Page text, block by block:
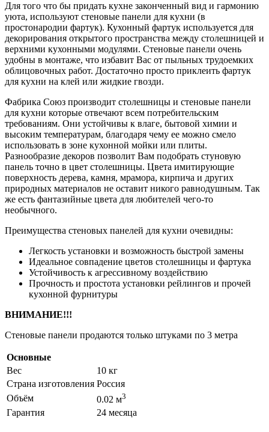
Для того что бы придать кухне законченный вид и гармонию
уюта, используют стеновые панели для кухни (в
простонародии фартук). Кухонный фартук используется для
декорирования открытого пространства между столешницей и
верхними кухонными модулями. Стеновые панели очень
удобны в монтаже, что избавит Вас от пыльных трудоемких
облицовочных работ. Достаточно просто приклеить фартук
для кухни на клей или жидкие гвозди.
Фабрика Союз производит столешницы и стеновые панели
для кухни которые отвечают всем потребительским
требованиям. Они устойчивы к влаге, бытовой химии и
высоким температурам, благодаря чему ее можно смело
использовать в зоне кухонной мойки или плиты.
Разнообразие декоров позволит Вам подобрать стуновую
панель точно в цвет столешницы. Цвета имитирующие
поверхность дерева, камня, мрамора, кирпича и других
природных материалов не оставит никого равнодушным. Так
же есть фантазийные цвета для любителей чего-то
необычного.
Преимущества стеновых панелей для кухни очевидны:
Легкость установки и возможность быстрой замены
Идеальное совпадение цветов столешницы и фартука
Устойчивость к агрессивному воздействию
Прочность и простота установки рейлингов и прочей
кухонной фурнитуры
ВНИМАНИЕ!!!
Стеновые панели продаются только штуками по 3 метра
Основные
Вес
10 кг
Страна изготовления Россия
Объём
0.02 м3
Гарантия 24 месяца